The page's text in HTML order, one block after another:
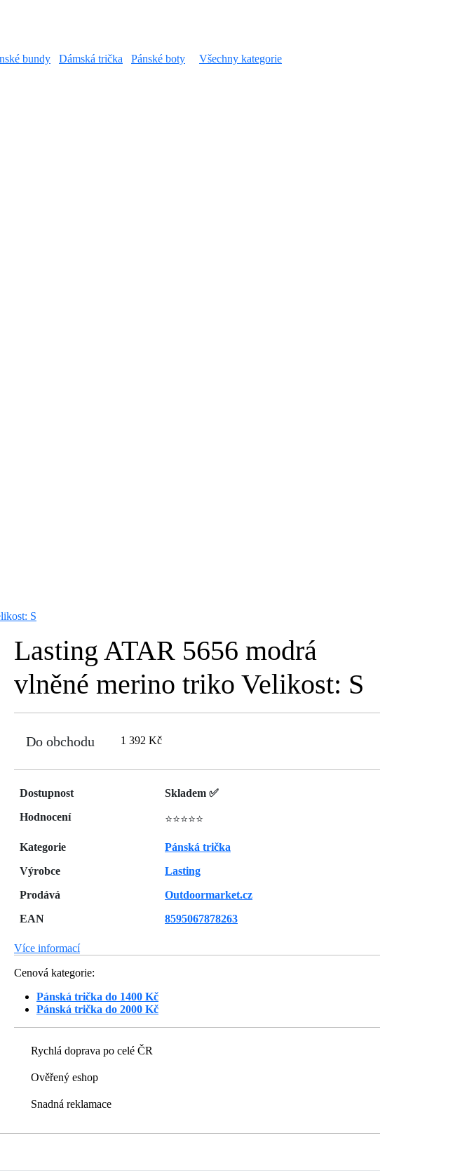
bundy Dámská trička Pánské boty Všechny kategorie
S
Lasting ATAR 5656 modrá
vlněné merino triko Velikost: S
Do obchodu 1 392 Kč
Dostupnost
Skladem ✅
Hodnocení
⭐⭐⭐⭐⭐
Kategorie
Pánská trička
Výrobce
Lasting
Prodává
Outdoormarket.cz
EAN
8595067878263
Více informací
Cenová kategorie:
Pánská trička do 1400 Kč
Pánská trička do 2000 Kč
Rychlá doprava po celé ČR
Ověřený eshop
Snadná reklamace